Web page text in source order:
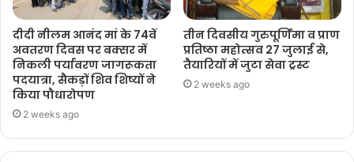
दीदी नीलम आनंद मां के 74वें
अवतरण दिवस पर बक्सर में
निकली पर्यावरण जागरूकता
पदयात्रा, सैकड़ों शिव शिष्यों ने
किया पौधारोपण
2 weeks ago
तीन दिवसीय गुरुपूर्णिमा व प्राण
प्रतिष्ठा महोत्सव 27 जुलाई से,
तैयारियों में जुटा सेवा ट्रस्ट
2 weeks ago